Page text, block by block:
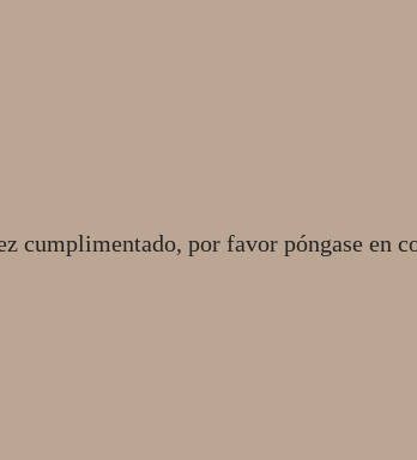
cumplimentado, por favor póngase en